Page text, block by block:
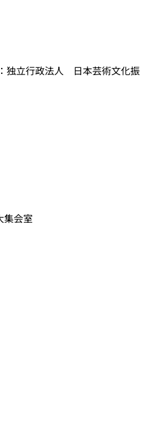
独立行政法人 日本芸術文化振
会室